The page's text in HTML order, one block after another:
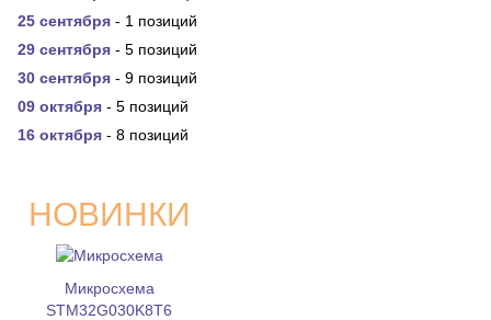
25 сентября - 1 позиций
29 сентября - 5 позиций
30 сентября - 9 позиций
09 октября - 5 позиций
16 октября - 8 позиций
НОВИНКИ
Микросхема
STM32G030K8T6